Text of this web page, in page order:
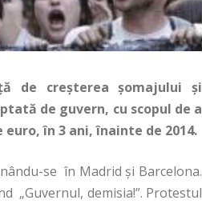
de creșterea șomajului și
de guvern, cu scopul de a
în 3 ani, înainte de 2014.
se în Madrid și Barcelona.
„Guvernul, demisia!”. Protestul